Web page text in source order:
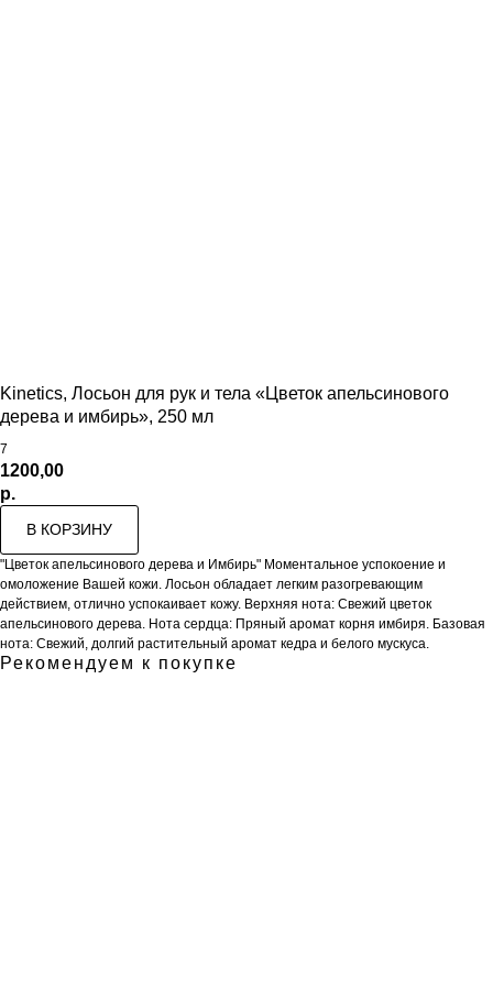
Kinetics, Лосьон для рук и тела «Цветок апельсинового
дерева и имбирь», 250 мл
7
1200,00
р.
В КОРЗИНУ
"Цветок апельсинового дерева и Имбирь" Моментальное успокоение и
омоложение Вашей кожи. Лосьон обладает легким разогревающим
действием, отлично успокаивает кожу. Верхняя нота: Свежий цветок
апельсинового дерева. Нота сердца: Пряный аромат корня имбиря. Базовая
нота: Свежий, долгий растительный аромат кедра и белого мускуса.
Рекомендуем к покупке